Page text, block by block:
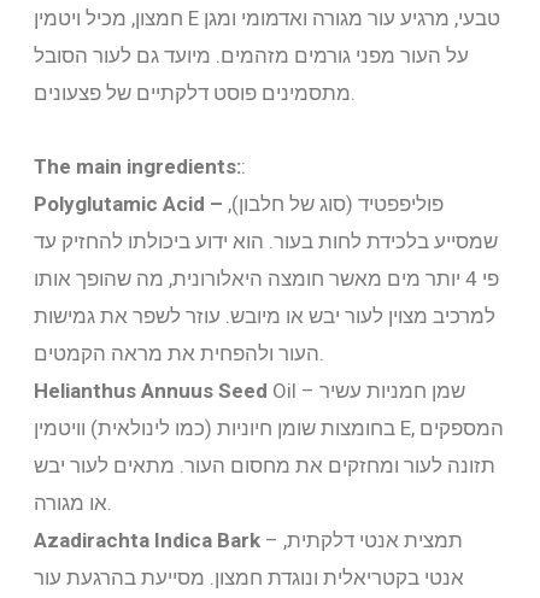
חמצון, מכיל ויטמין E טבעי, מרגיע עור מגורה ואדמומי ומגן
על העור מפני גורמים מזהמים. מיועד גם לעור הסובל
The main ingredients::
Polyglutamic Acid – פוליפפטיד (סוג של חלבון),
שמסייע בלכידת לחות בעור. הוא ידוע ביכולתו להחזיק עד
פי 4 יותר מים מאשר חומצה היאלורונית, מה שהופך אותו
למרכיב מצוין לעור יבש או מיובש. עוזר לשפר את גמישות
Helianthus Annuus Seed Oil – שמן חמניות עשיר
בחומצות שומן חיוניות (כמו לינולאית) וויטמין E, המספקים
תזונה לעור ומחזקים את מחסום העור. מתאים לעור יבש
Azadirachta Indica Bark – תמצית אנטי דלקתית,
אנטי בקטריאלית ונוגדת חמצון. מסייעת בהרגעת עור